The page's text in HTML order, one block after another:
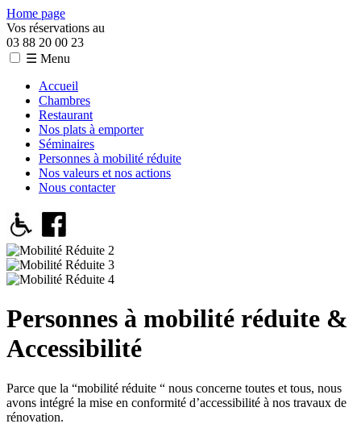
Home page
Vos réservations au
03 88 20 00 23
☰ Menu
Accueil
Chambres
Restaurant
Nos plats à emporter
Séminaires
Personnes à mobilité réduite
Nos valeurs et nos actions
Nous contacter
Personnes à mobilité réduite &
Accessibilité
Parce que la “mobilité réduite “ nous concerne toutes et tous, nous
avons intégré la mise en conformité d’accessibilité à nos travaux de
rénovation.